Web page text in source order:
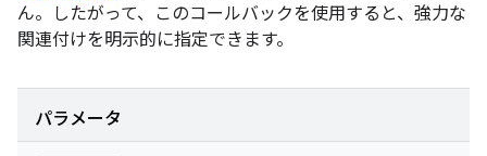
ん。したがって、このコールバックを使用すると、強力な
関連付けを明示的に指定できます。
パラメータ